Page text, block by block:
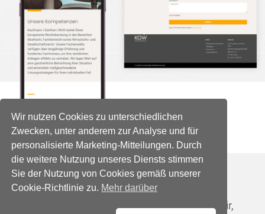
Ihnen gefällt was Sie sehen?
Kommen wir ins Gespräch und schauen wir,
Wir nutzen Cookies zu unterschiedlichen
Zwecken, unter anderem zur Analyse und für
personalisierte Marketing-Mitteilungen. Durch
die weitere Nutzung unseres Diensts stimmen
Sie der Nutzung von Cookies gemäß unserer
Cookie-Richtlinie zu. Mehr darüber